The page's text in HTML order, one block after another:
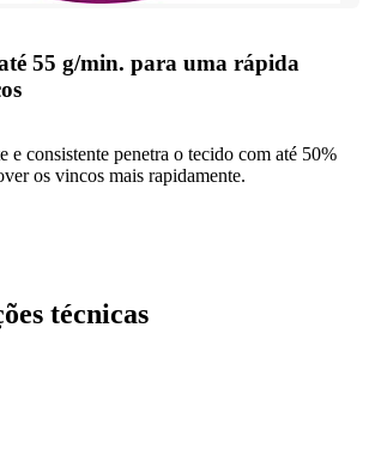
55 g/min. para uma rápida
e consistente penetra o tecido com até 50%
os vincos mais rapidamente.
técnicas